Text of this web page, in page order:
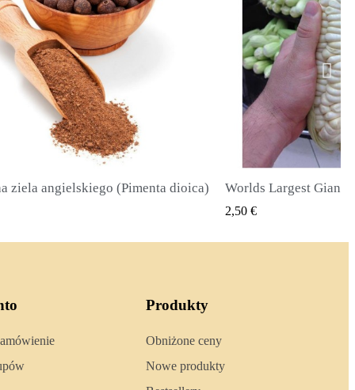
SZYBKI PODGLĄD Worlds Largest Giant Corn Seeds Cuzco - Cusco SZYBKI
2,40 €
Produkty
Obniżone ceny
Nowe produkty